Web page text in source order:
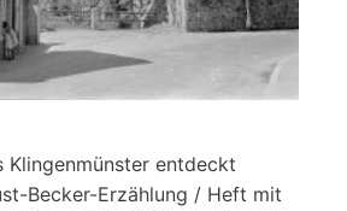
Klingenmünster entdeckt
Becker-Erzählung / Heft mit